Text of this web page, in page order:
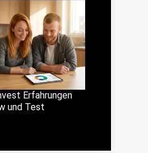
Erfahrungen
und Test